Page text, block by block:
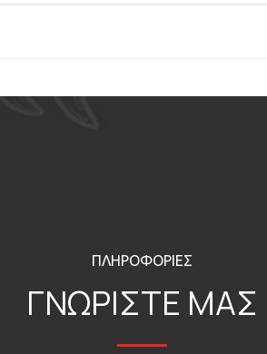
ΠΛΗΡΟΦΟΡΙΕΣ
ΓΝΩΡΙΣΤΕ ΜΑΣ